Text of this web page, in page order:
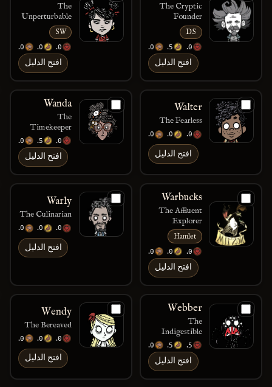
The Cryptic
Founder
DS
150
225
150
افتح الدليل
The
Unperturbable
SW
120
200
200
افتح الدليل
Walter
The Fearless
130
110
200
افتح الدليل
Wanda
The
Timekeeper
60–150
175
200
افتح الدليل
Warbucks
The Affluent
Explorer
Hamlet
150
120
200
افتح الدليل
Warly
The Culinarian
150
250
200
افتح الدليل
Webber
The
Indigestible
175
175
100
افتح الدليل
Wendy
The Bereaved
150
150
200
افتح الدليل